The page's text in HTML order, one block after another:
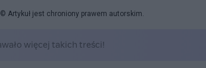
© Artykuł jest chroniony prawem autorskim.